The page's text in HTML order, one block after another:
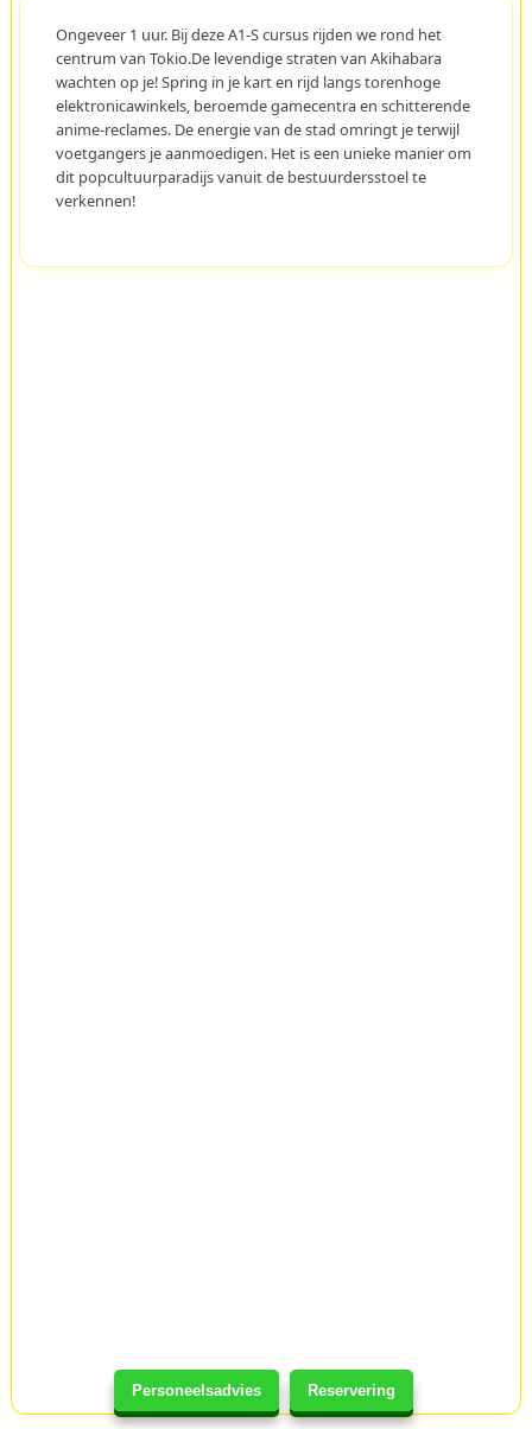
Personeelsadvies Reservering
Ongeveer 1 uur. Bij deze A1-S cursus rijden we rond het
centrum van Tokio.De levendige straten van Akihabara
wachten op je! Spring in je kart en rijd langs torenhoge
elektronicawinkels, beroemde gamecentra en schitterende
anime-reclames. De energie van de stad omringt je terwijl
voetgangers je aanmoedigen. Het is een unieke manier om
dit popcultuurparadijs vanuit de bestuurdersstoel te
verkennen!